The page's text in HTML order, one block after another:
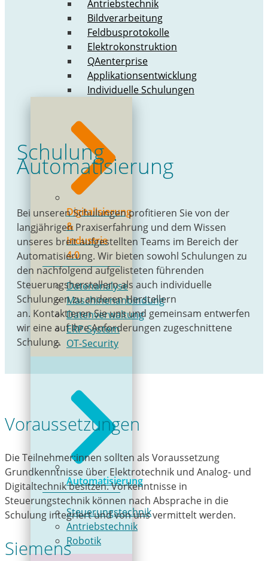
Antriebstechnik
Bildverarbeitung
Feldbusprotokolle
Elektrokonstruktion
QAenterprise
Applikationsentwicklung
Individuelle Schulungen
Digitalisierung
&
Industrie
4.0
Datenanalyse
Maschinenanbindung
Datenverwaltung
ERP-System
OT-Security
Automatisierung
Steuerungstechnik
Antriebstechnik
Robotik
Schulung
Automatisierung
Bei unseren Schulungen profitieren Sie von der
langjährigen Praxiserfahrung und dem Wissen
unseres breit aufgestellten Teams im Bereich der
Automatisierung. Wir bieten sowohl Schulungen zu
den nachfolgend aufgelisteten führenden
Steuerungsherstellern als auch individuelle
Schulungen zu anderen Herstellern
an. Kontaktieren Sie uns und gemeinsam entwerfen
wir eine auf Ihre Anforderungen zugeschnittene
Schulung.
Voraussetzungen
Die Teilnehmer:innen sollten als Voraussetzung
Grundkenntnisse über Elektrotechnik und Analog- und
Digitaltechnik besitzen. Vorkenntnisse in
Steuerungstechnik können nach Absprache in die
Schulung integriert und von uns vermittelt werden.
Siemens